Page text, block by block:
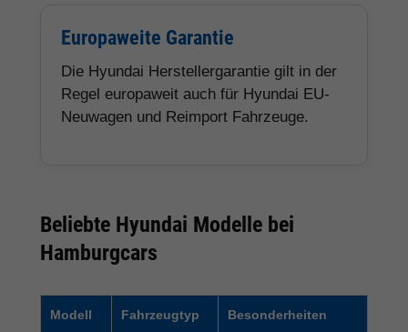
Europaweite Garantie
Die Hyundai Herstellergarantie gilt in der
Regel europaweit auch für Hyundai EU-
Neuwagen und Reimport Fahrzeuge.
Beliebte Hyundai Modelle bei
Hamburgcars
Modell Fahrzeugtyp Besonderheiten